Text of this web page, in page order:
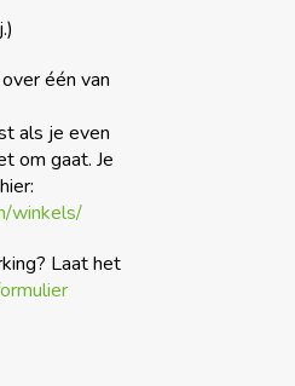
één van
als je even
om gaat. Je
winkels/
Laat het